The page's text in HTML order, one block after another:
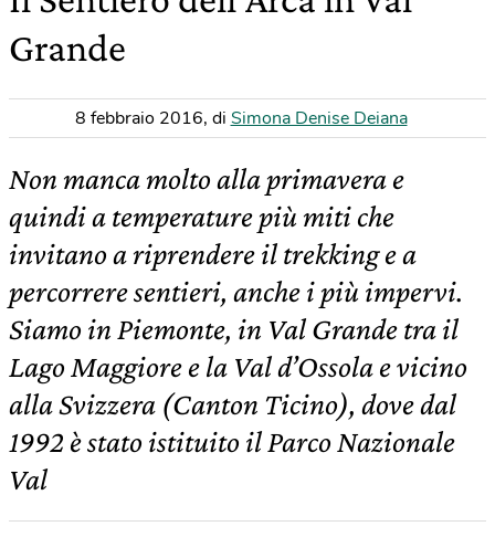
Grande
8 febbraio 2016, di Simona Denise Deiana
Non manca molto alla primavera e
quindi a temperature più miti che
invitano a riprendere il trekking e a
percorrere sentieri, anche i più impervi.
Siamo in Piemonte, in Val Grande tra il
Lago Maggiore e la Val d’Ossola e vicino
alla Svizzera (Canton Ticino), dove dal
1992 è stato istituito il Parco Nazionale
Val